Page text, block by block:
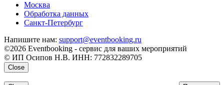
Москва
Обработка данных
Санкт-Петербург
Напишите нам: support@eventbooking.ru
©2026 Eventbooking - сервис для ваших мероприятий
© ИП Осипов Н.В. ИНН: 772832289705
Close